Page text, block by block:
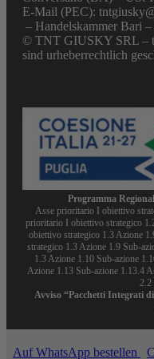
E-Mail (PEC):
– Handelskammer Bari
© TNT GIUSKY SRL –
sind urheberrechtlich
Programma
Asse prioritario I obiettivo
prioritario I obiettivo strategico
obiettivo strategico 1.3 Azione
strategico 1.3 Azione 1.9 Sub-
1.3 Azione 1.10 Sub-azione
Azione 1.13 Sub-azione 1.13.4
2.2
Avviso “Pacchetti Integrati
Auf WhatsApp bestellen